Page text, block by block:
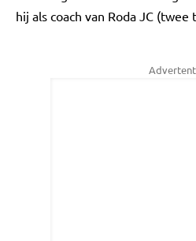
hij als coach van Roda JC (twee